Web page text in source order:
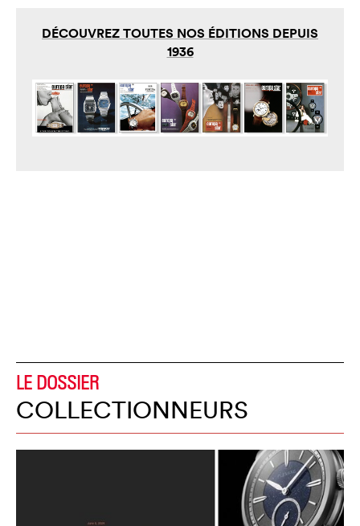
DÉCOUVREZ TOUTES NOS ÉDITIONS DEPUIS
1936
LE DOSSIER
COLLECTIONNEURS